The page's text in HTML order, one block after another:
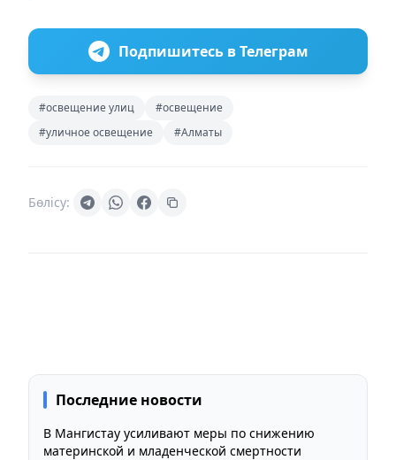
Подпишитесь в Телеграм
#освещение улиц
#освещение
#уличное освещение
#Алматы
Бөлісу:
Последние новости
В Мангистау усиливают меры по снижению
материнской и младенческой смертности